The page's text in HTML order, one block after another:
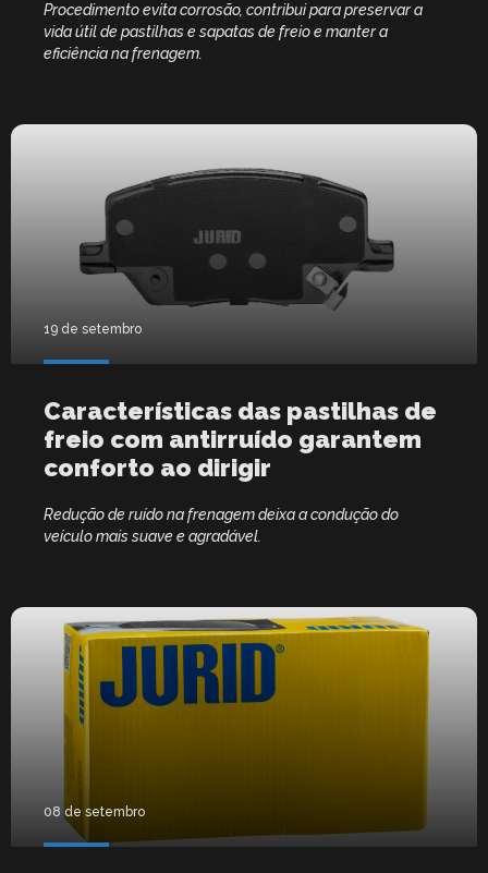
Procedimento evita corrosão, contribui para preservar a
vida útil de pastilhas e sapatas de freio e manter a
eficiência na frenagem.
19 de setembro
Características das pastilhas de
freio com antirruído garantem
conforto ao dirigir
Redução de ruído na frenagem deixa a condução do
veículo mais suave e agradável.
08 de setembro